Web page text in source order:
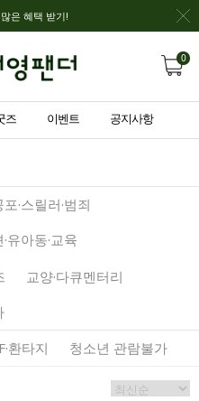
은 혜택 받기!
0
즈 이벤트 공지사항
포·스릴러·범죄
유아동·교육
교양·다큐멘터리
환타지 청소년 관람불가